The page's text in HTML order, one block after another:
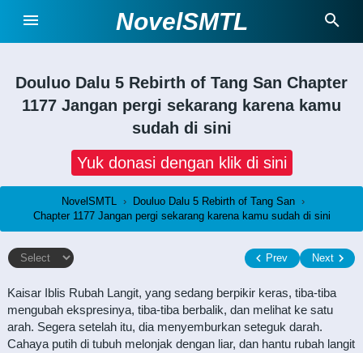
NovelSMTL
Douluo Dalu 5 Rebirth of Tang San Chapter
1177 Jangan pergi sekarang karena kamu
sudah di sini
Yuk donasi dengan klik di sini
NovelSMTL › Douluo Dalu 5 Rebirth of Tang San ›
Chapter 1177 Jangan pergi sekarang karena kamu sudah di sini
Prev Next
Kaisar Iblis Rubah Langit, yang sedang berpikir keras, tiba-tiba
mengubah ekspresinya, tiba-tiba berbalik, dan melihat ke satu
arah. Segera setelah itu, dia menyemburkan seteguk darah.
Cahaya putih di tubuh melonjak dengan liar, dan hantu rubah langit